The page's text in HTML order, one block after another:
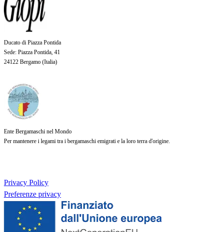
Ducato di Piazza Pontida
Sede: Piazza Pontida, 41
24122 Bergamo (Italia)
Ente Bergamaschi nel Mondo
Per mantenere i legami tra i bergamaschi emigrati e la loro terra d'origine.
Privacy Policy
Preferenze privacy